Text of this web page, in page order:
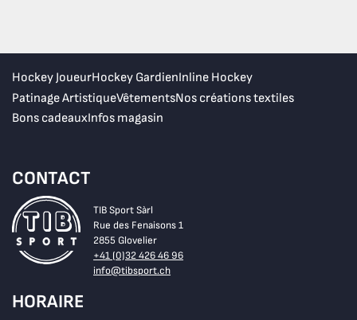
Hockey JoueurHockey GardienInline Hockey
Patinage ArtistiqueVêtementsNos créations textiles
Bons cadeauxInfos magasin
CONTACT
TIB Sport Sàrl
Rue des Fenaisons 1
2855 Glovelier
+41 (0)32 426 46 96
info@tibsport.ch
HORAIRE